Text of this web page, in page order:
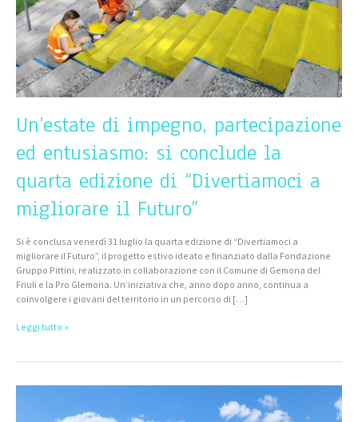
Un’estate di impegno, partecipazione
ed entusiasmo: si conclude la
quarta edizione di “Divertiamoci a
migliorare il Futuro”
Si è conclusa venerdì 31 luglio la quarta edizione di “Divertiamoci a
migliorare il Futuro”, il progetto estivo ideato e finanziato dalla Fondazione
Gruppo Pittini, realizzato in collaborazione con il Comune di Gemona del
Friuli e la Pro Glemona. Un’iniziativa che, anno dopo anno, continua a
coinvolgere i giovani del territorio in un percorso di […]
quarta
edizione
di
“Divertiamoci
a
migliorare
il
Futuro”
Leggi tutto »